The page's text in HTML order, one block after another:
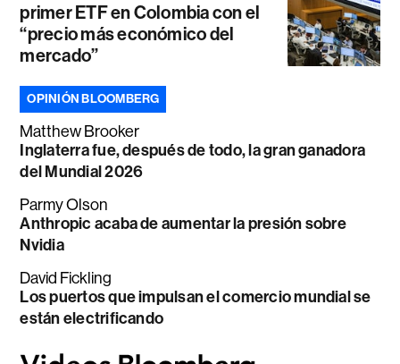
primer ETF en Colombia con el
“precio más económico del
mercado”
OPINIÓN BLOOMBERG
Matthew Brooker
Inglaterra fue, después de todo, la gran ganadora
del Mundial 2026
Parmy Olson
Anthropic acaba de aumentar la presión sobre
Nvidia
David Fickling
Los puertos que impulsan el comercio mundial se
están electrificando